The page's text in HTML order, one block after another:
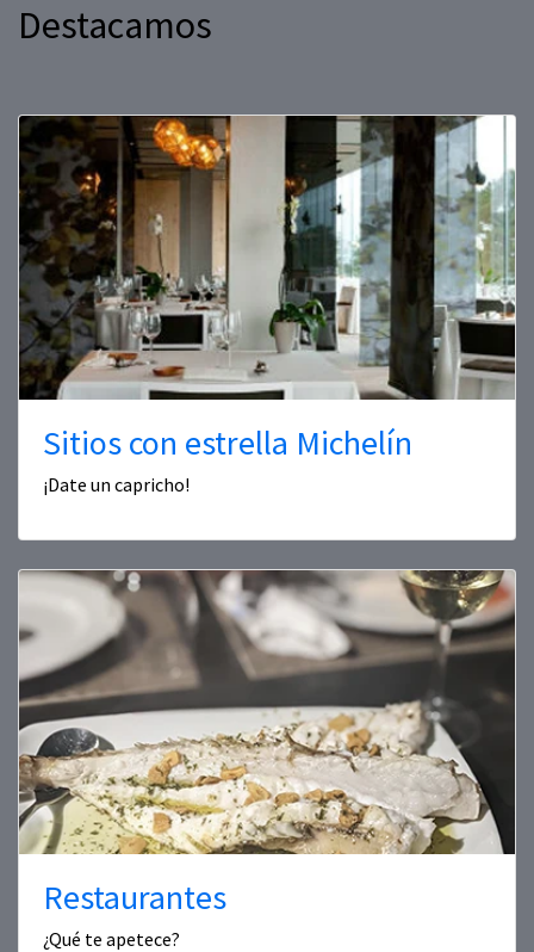
Destacamos
Sitios con estrella Michelín
¡Date un capricho!
Restaurantes
¿Qué te apetece?